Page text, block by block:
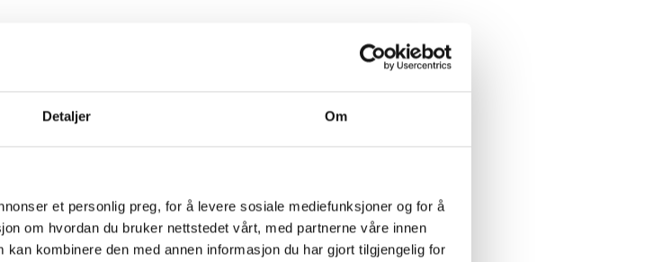
Detaljer Om
et personlig preg, for å levere sosiale mediefunksjoner og for å
om hvordan du bruker nettstedet vårt, med partnerne våre innen
kombinere den med annen informasjon du har gjort tilgjengelig for